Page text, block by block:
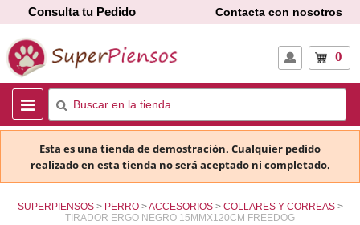
Consulta tu Pedido Contacta con nosotros
0
Esta es una tienda de demostración. Cualquier pedido
realizado en esta tienda no será aceptado ni completado.
SUPERPIENSOS PERRO ACCESORIOS
COLLARES Y CORREAS
TIRADOR ERGO NEGRO 15MMX120CM FREEDOG